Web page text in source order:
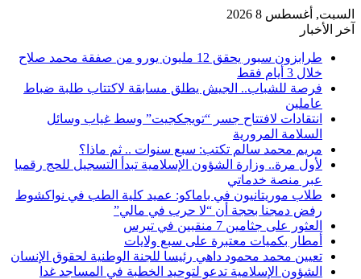
السبت, أغسطس 8 2026
آخر الأخبار
طرابزون سبور يحقق 12 مليون يورو من صفقة محمد صلاح
خلال 3 أيام فقط
فرصة للشباب.. الجيش يطلق مسابقة لاكتتاب طلبة ضباط
عاملين
انتقادات لافتتاح جسر “تويجكجيت” وسط غياب وسائل
السلامة المرورية
مريم محمد سالم تكتب: سبع سنوات .. ثم ماذا؟
لأول مرة.. وزارة الشؤون الإسلامية تبدأ التسجيل للحج رقميا
عبر منصة خدماتي
طلاب موريتانيون في باماكو: عميد كلية الطب في نواكشوط
رفض دمجنا بحجة أن “لا حرب في مالي”
العثور على جثامين 7 منقبين في تيرس
أمطار بكميات معتبرة على سبع ولايات
تعيين محمد محمود داهي رئيسا للجنة الوطنية لحقوق الإنسان
الشؤون الإسلامية تدعو لتوحيد الخطبة في المساجد غدا